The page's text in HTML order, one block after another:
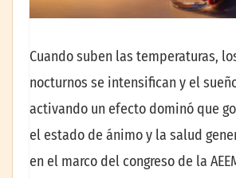
Cuando suben las temperaturas,
nocturnos se intensifican y el
activando un efecto dominó que
el estado de ánimo y la salud
en el marco del congreso de la